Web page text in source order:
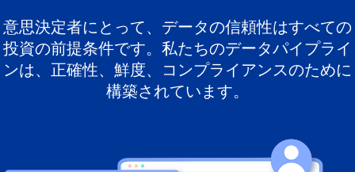
意思決定者にとって、データの信頼性はすべての
投資の前提条件です。私たちのデータパイプライ
ンは、正確性、鮮度、コンプライアンスのために
構築されています。